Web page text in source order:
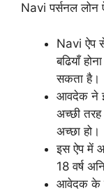
Navi पर्सनल लोन
Navi ऐप
बढियाँ
सकता है।
आवदेक ने
अच्छी
अच्छा हो।
इस ऐप में
18 वर्ष
आवेदक के